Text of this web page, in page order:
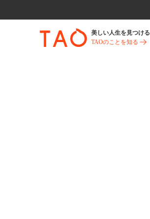
美しい人生を見つける
TAOのことを知る